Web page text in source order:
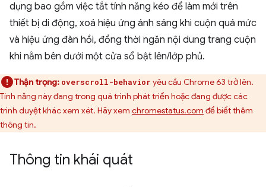
dụng bao gồm việc tắt tính năng kéo để làm mới trên
thiết bị di động, xoá hiệu ứng ánh sáng khi cuộn quá mức
và hiệu ứng đàn hồi, đồng thời ngăn nội dung trang cuộn
khi nằm bên dưới một cửa sổ bật lên/lớp phủ.
Thận trọng: overscroll-behavior yêu cầu Chrome 63 trở lên.
Tính năng này đang trong quá trình phát triển hoặc đang được các
trình duyệt khác xem xét. Hãy xem chromestatus.com để biết thêm
thông tin.
Thông tin khái quát